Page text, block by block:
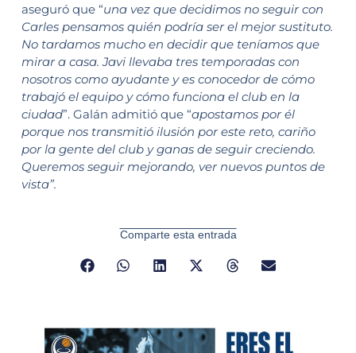
aseguró que “una vez que decidimos no seguir con
Carles pensamos quién podría ser el mejor sustituto.
No tardamos mucho en decidir que teníamos que
mirar a casa. Javi llevaba tres temporadas con
nosotros como ayudante y es conocedor de cómo
trabajó el equipo y cómo funciona el club en la
ciudad”. Galán admitió que “apostamos por él
porque nos transmitió ilusión por este reto, cariño
por la gente del club y ganas de seguir creciendo.
Queremos seguir mejorando, ver nuevos puntos de
vista”.
Comparte esta entrada